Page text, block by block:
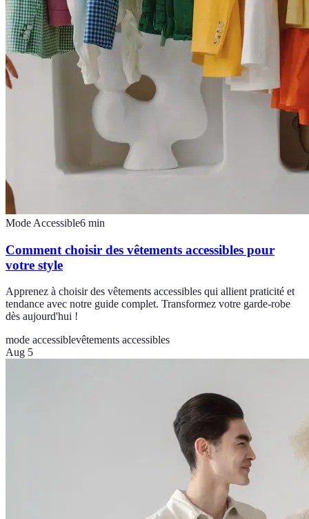
Mode Accessible6 min
Comment choisir des vêtements accessibles pour
votre style
Apprenez à choisir des vêtements accessibles qui allient praticité et
tendance avec notre guide complet. Transformez votre garde-robe
dès aujourd'hui !
mode accessiblevêtements accessibles
Aug 5